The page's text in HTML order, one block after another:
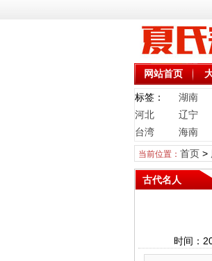
网站首页
标签： 湖南
河北
辽宁
台湾
海南
当前位置： 首页>
古代名人
时间：